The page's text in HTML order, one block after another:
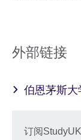
外部链接
伯恩茅斯大
订阅